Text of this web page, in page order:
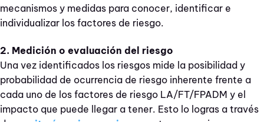
mecanismos y medidas para conocer, identificar e
individualizar los factores de riesgo.
2. Medición o evaluación del riesgo
Una vez identificados los riesgos mide la posibilidad y
probabilidad de ocurrencia de riesgo inherente frente a
cada uno de los factores de riesgo LA/FT/FPADM y el
impacto que puede llegar a tener. Esto lo logras a través